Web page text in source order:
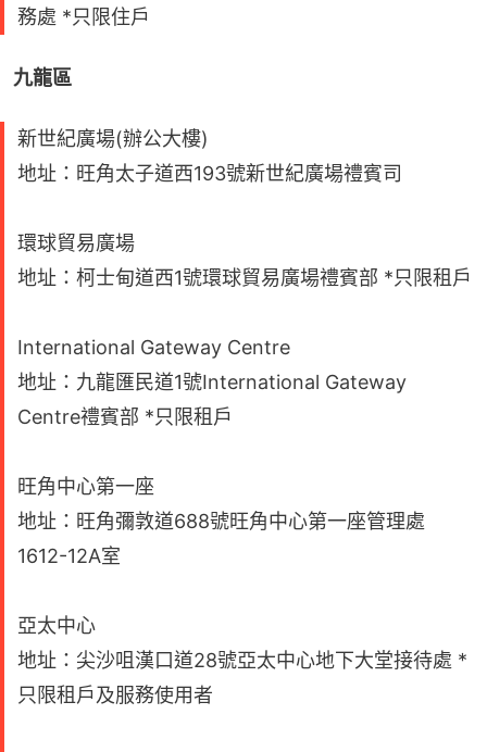
務處 *只限住戶
九龍區
新世紀廣場(辦公大樓)
地址：旺角太子道西193號新世紀廣場禮賓司
環球貿易廣場
地址：柯士甸道西1號環球貿易廣場禮賓部 *只限租戶
International Gateway Centre
地址：九龍匯民道1號International Gateway
Centre禮賓部 *只限租戶
旺角中心第一座
地址：旺角彌敦道688號旺角中心第一座管理處
1612-12A室
亞太中心
地址：尖沙咀漢口道28號亞太中心地下大堂接待處 *
只限租戶及服務使用者